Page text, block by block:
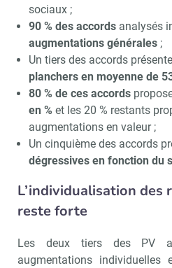
sociaux ;
90 % des accordsanalysés
augmentations générales;
Un tiers des accords
planchers en moyenne de
80 % de ces accords
en % et les 20 % restants
augmentations en valeur ;
Un cinquième des accords
dégressives en fonction du
L’individualisation des
reste forte
Les deux tiers des PV
augmentations individuelles